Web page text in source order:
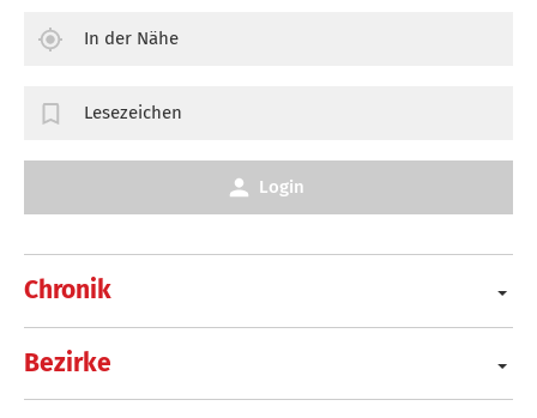
Chronik
Bezirke
In der Nähe
Lesezeichen
Login